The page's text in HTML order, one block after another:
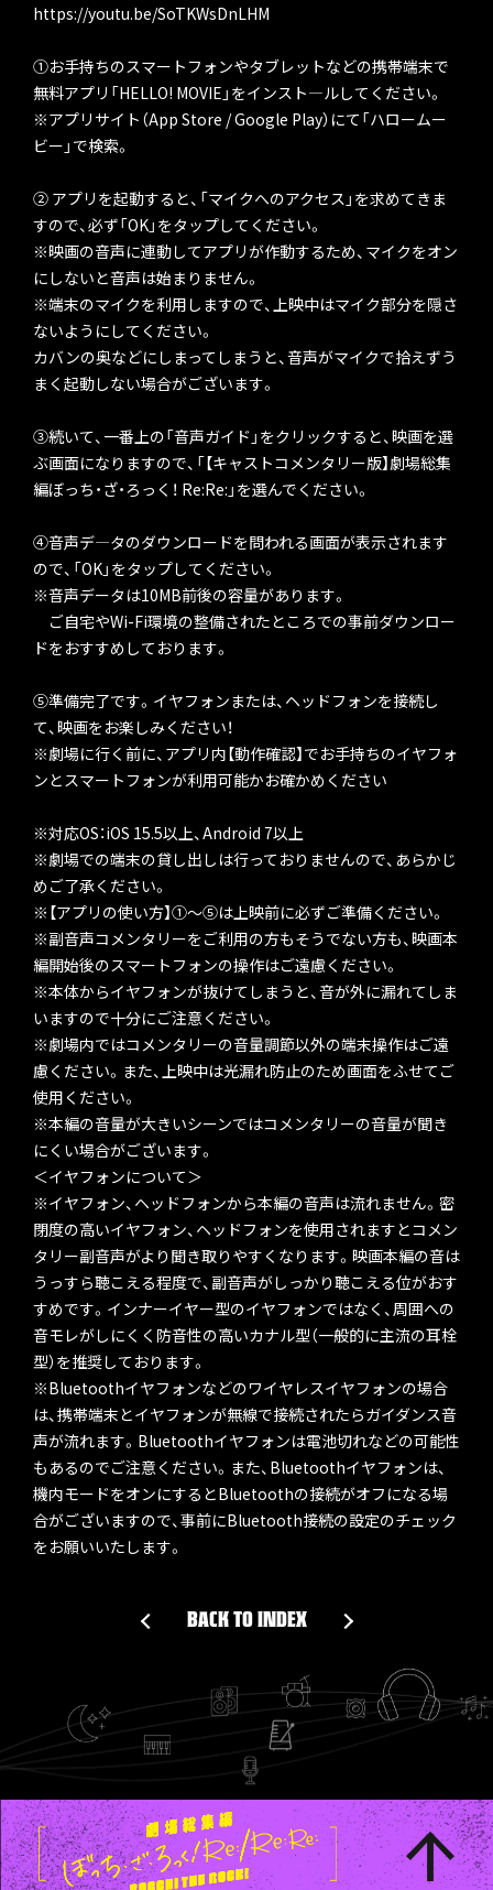
https://youtu.be/SoTKWsDnLHM
①お手持ちのスマートフォンやタブレットなどの携帯端末で
無料アプリ「HELLO! MOVIE」をインスト―ルしてください。
※アプリサイト（App Store / Google Play）にて「ハロームー
ビー」で検索。
② アプリを起動すると、「マイクへのアクセス」を求めてきま
すので、必ず「OK」をタップしてください。
※映画の音声に連動してアプリが作動するため、マイクをオン
にしないと音声は始まりません。
※端末のマイクを利用しますので、上映中はマイク部分を隠さ
ないようにしてください。
カバンの奥などにしまってしまうと、音声がマイクで拾えずう
まく起動しない場合がございます。
③続いて、一番上の「音声ガイド」をクリックすると、映画を選
ぶ画面になりますので、「【キャストコメンタリー版】劇場総集
編ぼっち・ざ・ろっく！ Re:Re:」を選んでください。
④音声デ―タのダウンロードを問われる画面が表示されます
ので、「OK」をタップしてください。
※音声データは10MB前後の容量があります。
ご自宅やWi-Fi環境の整備されたところでの事前ダウンロー
ドをおすすめしております。
⑤準備完了です。イヤフォンまたは、ヘッドフォンを接続し
て、映画をお楽しみください！
※劇場に行く前に、アプリ内【動作確認】でお手持ちのイヤフォ
ンとスマートフォンが利用可能かお確かめください
※対応OS：iOS 15.5以上、Android 7以上
※劇場での端末の貸し出しは行っておりませんので、あらかじ
めご了承ください。
※【アプリの使い方】①～⑤は上映前に必ずご準備ください。
※副音声コメンタリーをご利用の方もそうでない方も、映画本
編開始後のスマートフォンの操作はご遠慮ください。
※本体からイヤフォンが抜けてしまうと、音が外に漏れてしま
いますので十分にご注意ください。
※劇場内ではコメンタリーの音量調節以外の端末操作はご遠
慮ください。また、上映中は光漏れ防止のため画面をふせてご
使用ください。
※本編の音量が大きいシーンではコメンタリーの音量が聞き
にくい場合がございます。
＜イヤフォンについて＞
※イヤフォン、ヘッドフォンから本編の音声は流れません。密
閉度の高いイヤフォン、ヘッドフォンを使用されますとコメン
タリー副音声がより聞き取りやすくなります。映画本編の音は
うっすら聴こえる程度で、副音声がしっかり聴こえる位がおす
すめです。インナーイヤー型のイヤフォンではなく、周囲への
音モレがしにくく防音性の高いカナル型（一般的に主流の耳栓
型）を推奨しております。
※Bluetoothイヤフォンなどのワイヤレスイヤフォンの場合
は、携帯端末とイヤフォンが無線で接続されたらガイダンス音
声が流れます。Bluetoothイヤフォンは電池切れなどの可能性
もあるのでご注意ください。また、Bluetoothイヤフォンは、
機内モードをオンにするとBluetoothの接続がオフになる場
合がございますので、事前にBluetooth接続の設定のチェック
をお願いいたします。
BACK TO INDEX